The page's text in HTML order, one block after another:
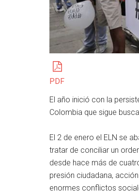
PDF
El año inició con la
Colombia que sigue
El 2 de enero el ELN se
tratar de conciliar un
desde hace más de
presión ciudadana,
enormes conflictos